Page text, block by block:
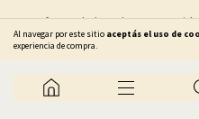
Al navegar por este sitio aceptás el uso de
experiencia de compra.
Defensa de las y los